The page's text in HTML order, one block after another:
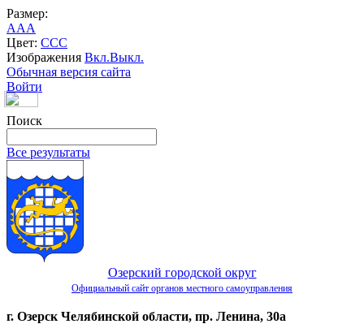
Размер:
AAA
Цвет: CCC
Изображения Вкл.Выкл.
Обычная версия сайта
Войти
Поиск
Все результаты
Озерский городской округ
Официальный сайт органов местного самоуправления
г. Озерск Челябинской области, пр. Ленина, 30а